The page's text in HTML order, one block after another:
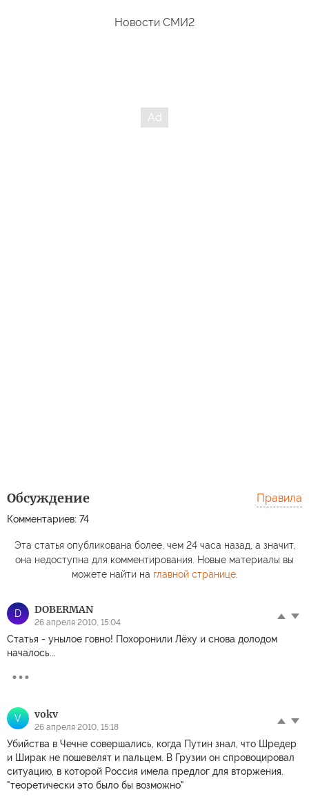
Новости СМИ2
Обсуждение
Комментариев: 74
Правила
Эта статья опубликована более, чем 24 часа назад, а значит,
она недоступна для комментирования. Новые материалы вы
можете найти на главной странице.
D DOBERMAN
26 апреля 2010, 15:04
Статья - унылое говно! Похоронили Лёху и снова долодом
началось...
V vokv
26 апреля 2010, 15:18
Убийства в Чечне совершались, когда Путин знал, что Шредер
и Ширак не пошевелят и пальцем. В Грузии он спровоцировал
ситуацию, в которой Россия имела предлог для вторжения.
"теоретически это было бы возможно"